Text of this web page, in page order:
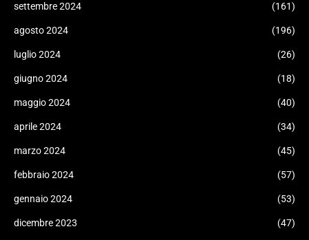
settembre 2024 (161)
agosto 2024 (196)
luglio 2024 (26)
giugno 2024 (18)
maggio 2024 (40)
aprile 2024 (34)
marzo 2024 (45)
febbraio 2024 (57)
gennaio 2024 (53)
dicembre 2023 (47)